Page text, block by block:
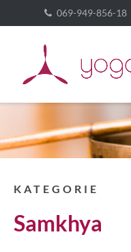
069-949-856-18
KATEGORIE
Samkhya